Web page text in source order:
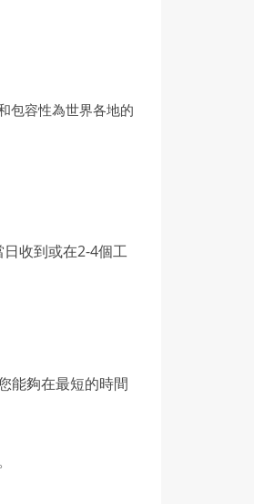
包容性為世界各地的
日收到或在2-4個工
能夠在最短的時間